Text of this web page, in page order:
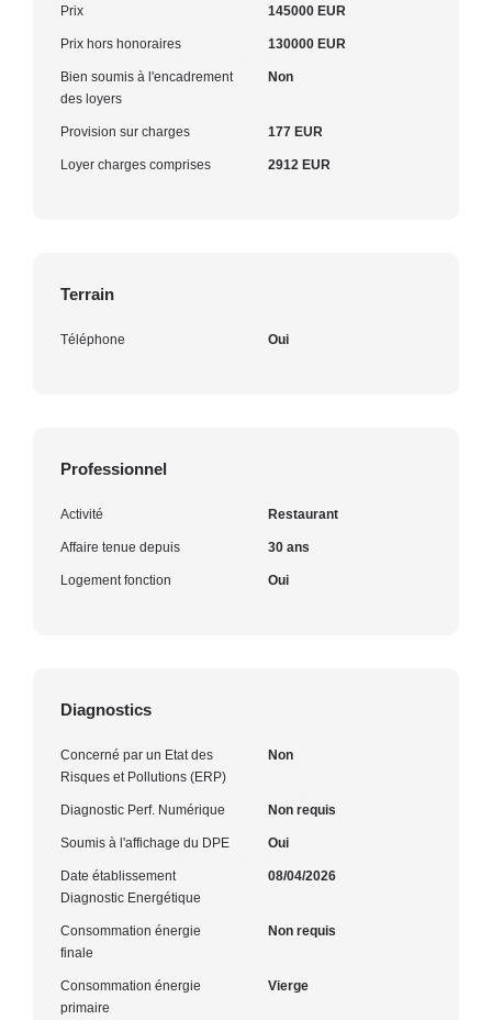
Prix 145000 EUR
Prix hors honoraires 130000 EUR
Bien soumis à l'encadrement
des loyers
Non
Provision sur charges 177 EUR
Loyer charges comprises 2912 EUR
Terrain
Téléphone Oui
Professionnel
Activité Restaurant
Affaire tenue depuis 30 ans
Logement fonction Oui
Diagnostics
Concerné par un Etat des
Risques et Pollutions (ERP)
Non
Diagnostic Perf. Numérique Non requis
Soumis à l'affichage du DPE Oui
Date établissement
Diagnostic Energétique
08/04/2026
Consommation énergie
finale
Non requis
Consommation énergie
primaire
Vierge